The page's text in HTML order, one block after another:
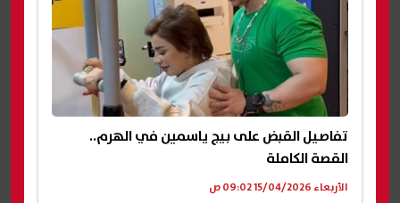
تفاصيل القبض على بيج ياسمين في الهرم..
القصة الكاملة
الأربعاء 15/04/2026 09:02 ص